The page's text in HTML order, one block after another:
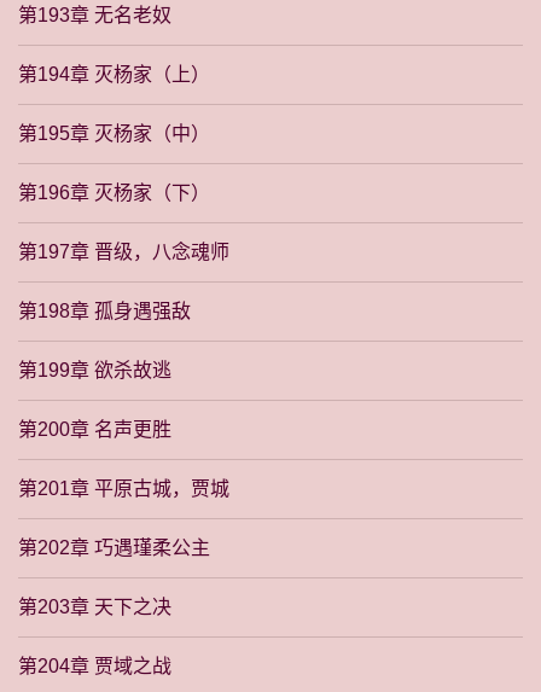
第193章 无名老奴
第194章 灭杨家（上）
第195章 灭杨家（中）
第196章 灭杨家（下）
第197章 晋级，八念魂师
第198章 孤身遇强敌
第199章 欲杀故逃
第200章 名声更胜
第201章 平原古城，贾城
第202章 巧遇瑾柔公主
第203章 天下之决
第204章 贾域之战